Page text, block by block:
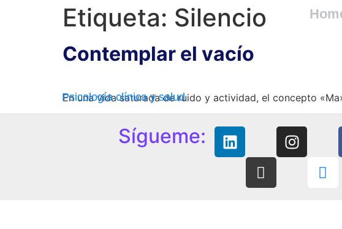
Psicología clínica y salud
Etiqueta: Silencio
Contemplar el vacío
En una vida saturada de ruido y actividad, el concepto
Sígueme: